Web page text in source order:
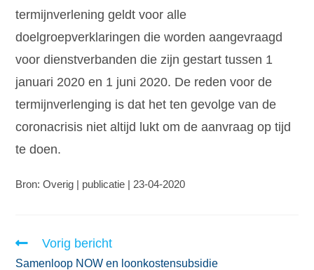
termijnverlening geldt voor alle
doelgroepverklaringen die worden aangevraagd
voor dienstverbanden die zijn gestart tussen 1
januari 2020 en 1 juni 2020. De reden voor de
termijnverlenging is dat het ten gevolge van de
coronacrisis niet altijd lukt om de aanvraag op tijd
te doen.
Bron: Overig | publicatie | 23-04-2020
Vorig bericht
Samenloop NOW en loonkostensubsidie